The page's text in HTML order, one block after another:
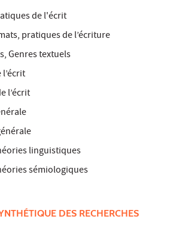
de l'écrit
pratiques de l’écriture
Genres textuels
l’écrit
linguistiques
sémiologiques
DES RECHERCHES